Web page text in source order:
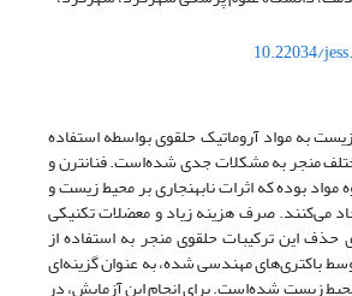
10.22034/
به مواد آروماتیک حلقوی بواسطه استفاده
منجر به مشکلات جدی شده‌‌است. فنانترن و
مواد بوده که اثرات نابهنجاری بر محیط زیست و
می‌کنند. صرف هزینه زیاد و معضلات تکنیکی
این ترکیبات حلقوی منجر به استفاده از
باکتری‌های مهندسی شده، به عنوان گزینه‌ای
زیست شده‌است. برای انجام این آزمایش، در